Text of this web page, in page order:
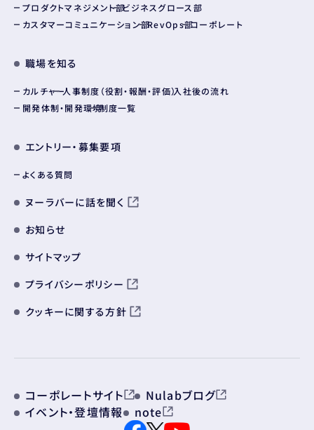
プロダクトマネジメント部ビジネスグロース部
カスタマーコミュニケーション部RevOps部コーポレート
職場を知る
カルチャー人事制度（役割・報酬・評価）入社後の流れ
開発体制・開発環境制度一覧
エントリー・募集要項
よくある質問
ヌーラバーに話を聞く
お知らせ
サイトマップ
プライバシーポリシー
クッキーに関する方針
コーポレートサイト
Nulabブログ
イベント・登壇情報
note